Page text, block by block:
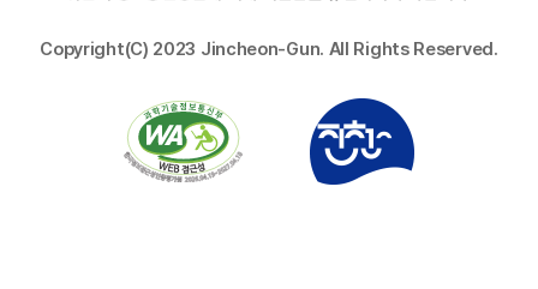
Copyright(C) 2023 Jincheon-Gun. All Rights Reserved.